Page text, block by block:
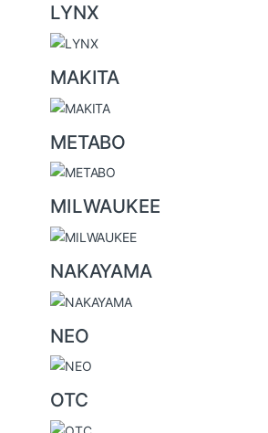
LYNX
MAKITA
METABO
MILWAUKEE
NAKAYAMA
NEO
OTC